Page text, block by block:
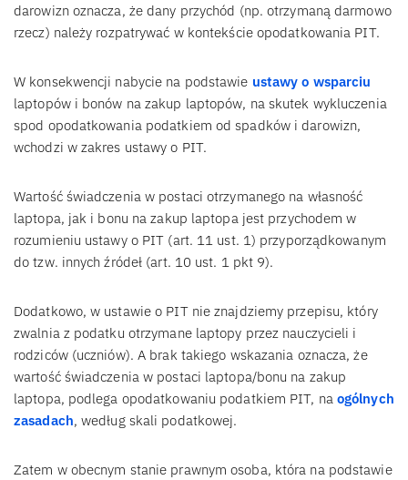
darowizn oznacza, że dany przychód (np. otrzymaną darmowo
rzecz) należy rozpatrywać w kontekście opodatkowania PIT.
W konsekwencji nabycie na podstawie ustawy o wsparciu
laptopów i bonów na zakup laptopów, na skutek wykluczenia
spod opodatkowania podatkiem od spadków i darowizn,
wchodzi w zakres ustawy o PIT.
Wartość świadczenia w postaci otrzymanego na własność
laptopa, jak i bonu na zakup laptopa jest przychodem w
rozumieniu ustawy o PIT (art. 11 ust. 1) przyporządkowanym
do tzw. innych źródeł (art. 10 ust. 1 pkt 9).
Dodatkowo, w ustawie o PIT nie znajdziemy przepisu, który
zwalnia z podatku otrzymane laptopy przez nauczycieli i
rodziców (uczniów). A brak takiego wskazania oznacza, że
wartość świadczenia w postaci laptopa/bonu na zakup
laptopa, podlega opodatkowaniu podatkiem PIT, na ogólnych
zasadach, według skali podatkowej.
Zatem w obecnym stanie prawnym osoba, która na podstawie